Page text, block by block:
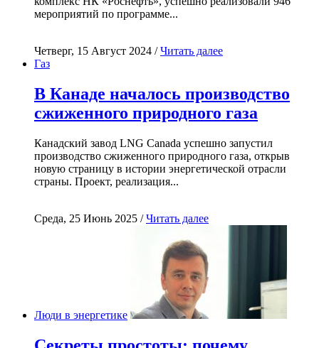
мероприятий по программе...
Четверг, 15 Август 2024 /Читать далее
Газ
В Канаде началось производство
сжиженного природного газа
Канадский завод LNG Canada успешно запустил
производство сжиженного природного газа, открыв
новую страницу в истории энергетической отрасли
страны. Проект, реализация...
Среда, 25 Июнь 2025 /Читать далее
Люди в энергетике